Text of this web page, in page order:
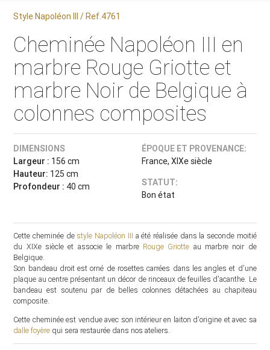
Style Napoléon III / Ref.4761
Cheminée Napoléon III en
marbre Rouge Griotte et
marbre Noir de Belgique à
colonnes composites
DIMENSIONS
Largeur : 156 cm
Hauteur: 125 cm
Profondeur : 40 cm
ÉPOQUE ET PROVENANCE:
France, XIXe siècle
STATUT:
Bon état
Cette cheminée de style Napoléon III a été réalisée dans la seconde moitié
du XIXe siècle et associe le marbre Rouge Griotte au marbre noir de
Belgique.
Son bandeau droit est orné de rosettes carrées dans les angles et d'une
plaque au centre présentant un décor de rinceaux de feuilles d'acanthe. Le
bandeau est soutenu par de belles colonnes détachées au chapiteau
composite.
Cette cheminée est vendue avec son intérieur en laiton d'origine et avec sa
dalle foyère qui sera restaurée dans nos ateliers.